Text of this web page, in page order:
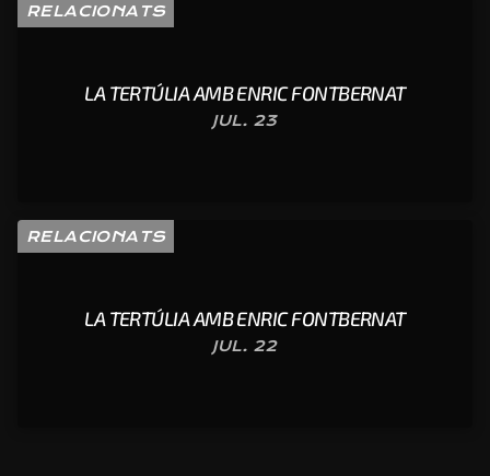
RELACIONATS
LA TERTÚLIA AMB ENRIC FONTBERNAT
JUL. 23
RELACIONATS
LA TERTÚLIA AMB ENRIC FONTBERNAT
JUL. 22